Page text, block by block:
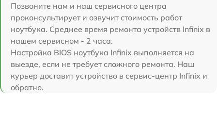
Позвоните нам и наш сервисного центра
проконсультирует и озвучит стоимость работ
ноутбука. Среднее время ремонта устройств Infinix в
нашем сервисном - 2 часа.
Настройка BIOS ноутбука Infinix выполняется на
выезде, если не требует сложного ремонта. Наш
курьер доставит устройство в сервис-центр Infinix и
обратно.